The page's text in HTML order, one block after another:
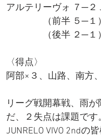
アルテリーヴォ ７─２
（前半 ５─１）
（後半 ２─１）
〈得点〉
阿部×３、山路、南方
リーグ戦開幕戦、雨
だ、２失点は課題です
JUNRELO VIVO 2nd